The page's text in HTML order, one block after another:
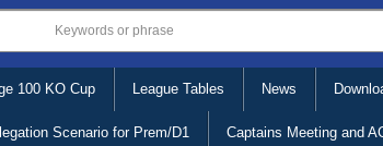
100 KO Cup League Tables News
Scenario for Prem/D1 Captains Meeting and